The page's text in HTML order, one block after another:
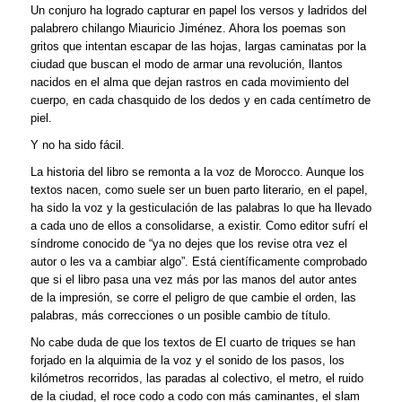
Un conjuro ha logrado capturar en papel los versos y ladridos del
palabrero chilango Miauricio Jiménez. Ahora los poemas son
gritos que intentan escapar de las hojas, largas caminatas por la
ciudad que buscan el modo de armar una revolución, llantos
nacidos en el alma que dejan rastros en cada movimiento del
cuerpo, en cada chasquido de los dedos y en cada centímetro de
piel.
Y no ha sido fácil.
La historia del libro se remonta a la voz de Morocco. Aunque los
textos nacen, como suele ser un buen parto literario, en el papel,
ha sido la voz y la gesticulación de las palabras lo que ha llevado
a cada uno de ellos a consolidarse, a existir. Como editor sufrí el
síndrome conocido de “ya no dejes que los revise otra vez el
autor o les va a cambiar algo”. Está científicamente comprobado
que si el libro pasa una vez más por las manos del autor antes
de la impresión, se corre el peligro de que cambie el orden, las
palabras, más correcciones o un posible cambio de título.
No cabe duda de que los textos de El cuarto de triques se han
forjado en la alquimia de la voz y el sonido de los pasos, los
kilómetros recorridos, las paradas al colectivo, el metro, el ruido
de la ciudad, el roce codo a codo con más caminantes, el slam